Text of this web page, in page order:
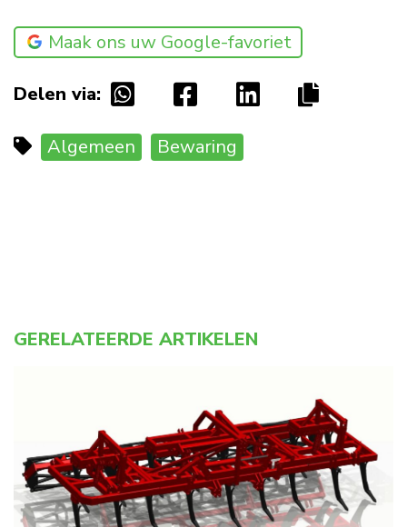
Maak ons uw Google-favoriet
Delen via:
Algemeen Bewaring
GERELATEERDE ARTIKELEN